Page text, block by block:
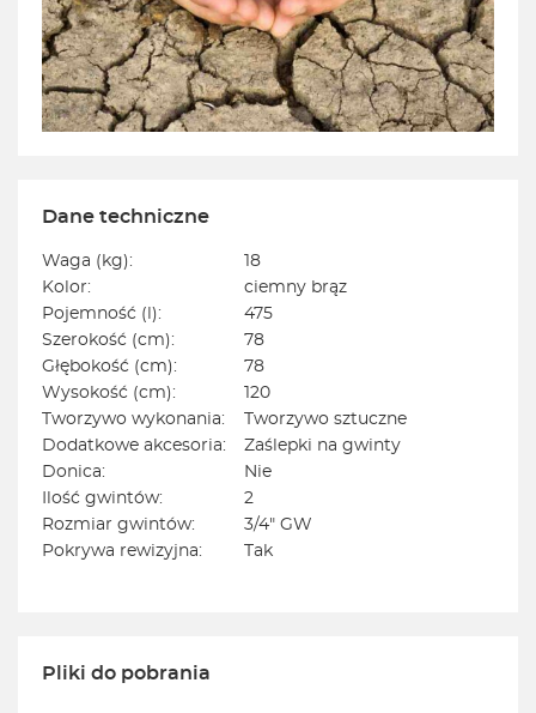
Dane techniczne
Waga (kg):
18
Kolor:
ciemny brąz
Pojemność (l):
475
Szerokość (cm):
78
Głębokość (cm):
78
Wysokość (cm):
120
Tworzywo wykonania:
Tworzywo sztuczne
Dodatkowe akcesoria:
Zaślepki na gwinty
Donica:
Nie
Ilość gwintów:
2
Rozmiar gwintów:
3/4" GW
Pokrywa rewizyjna:
Tak
Pliki do pobrania